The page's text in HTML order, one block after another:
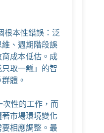
根本性錯誤：泛
、週期階段誤
成本低估。成
取一瓢」的智
體。
次性的工作，而
市場環境變化
相應調整。最